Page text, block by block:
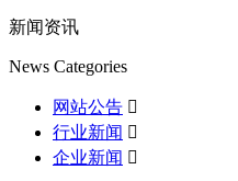
新闻资讯
News Categories
网站公告 
行业新闻 
企业新闻 